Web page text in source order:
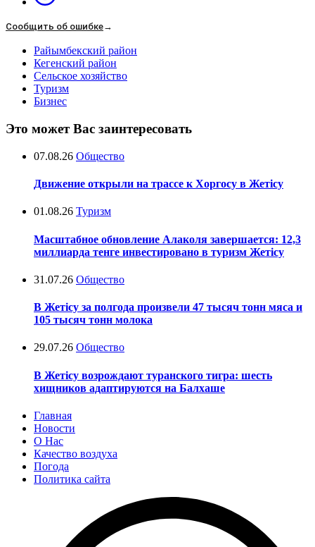
Сообщить об ошибке→
Райымбекский район
Кегенский район
Сельское хозяйство
Туризм
Бизнес
Это может Вас заинтересовать
07.08.26 Общество
Движение открыли на трассе к Хоргосу в Жетісу
01.08.26 Туризм
Масштабное обновление Алаколя завершается: 12,3
миллиарда тенге инвестировано в туризм Жетісу
31.07.26 Общество
В Жетісу за полгода произвели 47 тысяч тонн мяса и
105 тысяч тонн молока
29.07.26 Общество
В Жетісу возрождают туранского тигра: шесть
хищников адаптируются на Балхаше
Главная
Новости
О Нас
Качество воздуха
Погода
Политика сайта